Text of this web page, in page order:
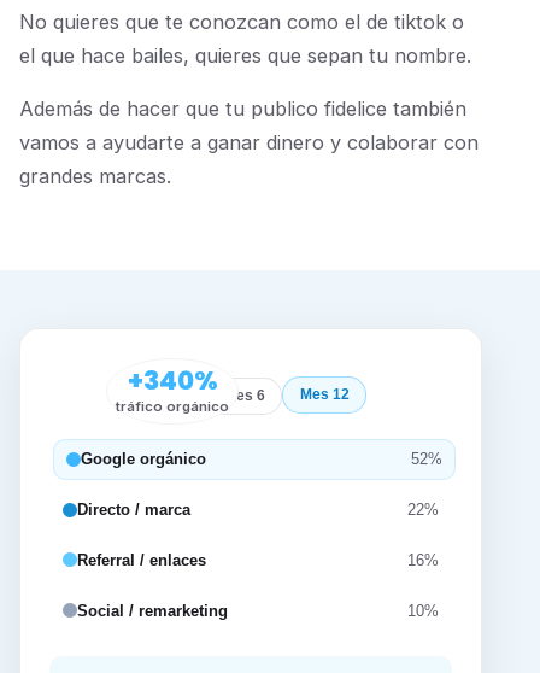
No quieres que te conozcan como el de tiktok o
el que hace bailes, quieres que sepan tu nombre.
Además de hacer que tu publico fidelice también
vamos a ayudarte a ganar dinero y colaborar con
grandes marcas.
+340%
tráfico orgánico
Mes 6 Mes 12
Google orgánico 52%
Directo / marca 22%
Referral / enlaces 16%
Social / remarketing 10%